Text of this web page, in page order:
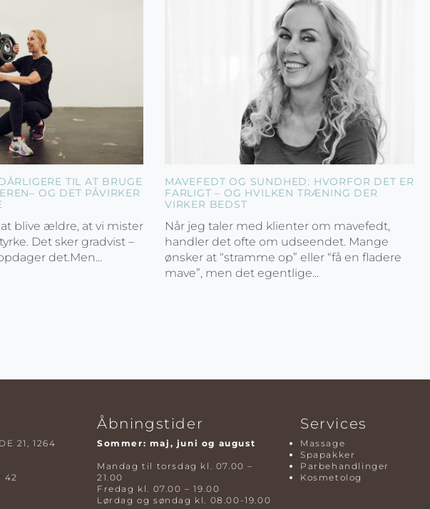
TIL AT BRUGE
OG DET PÅVIRKER
blive ældre, at vi mister
Det sker gradvist –
det.Men...
MAVEFEDT OG SUNDHED: HVORFOR DET ER
FARLIGT – OG HVILKEN TRÆNING DER
VIRKER BEDST
Når jeg taler med klienter om mavefedt,
handler det ofte om udseendet. Mange
ønsker at “stramme op” eller “få en fladere
mave”, men det egentlige...
21, 1264
42
Åbningstider
Sommer: maj, juni og august
Mandag til torsdag kl. 07.00 –
21.00
Fredag kl. 07.00 – 19.00
Lørdag og søndag kl. 08.00-19.00
Services
Massage
Spapakker
Parbehandlinger
Kosmetolog